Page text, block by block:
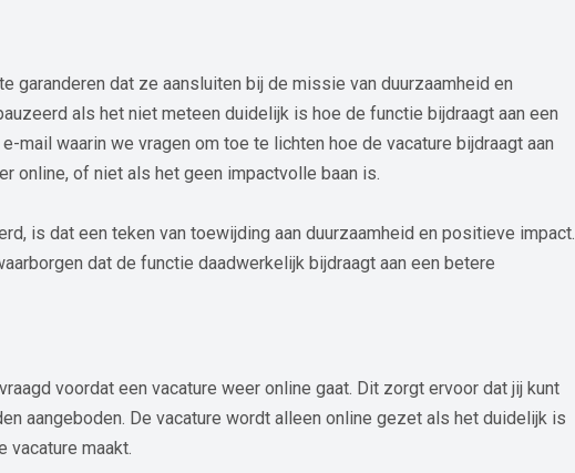
garanderen dat ze aansluiten bij de missie van duurzaamheid en
als het niet meteen duidelijk is hoe de functie bijdraagt aan een
mail waarin we vragen om toe te lichten hoe de vacature bijdraagt aan
online, of niet als het geen impactvolle baan is.
is dat een teken van toewijding aan duurzaamheid en positieve impact.
dat de functie daadwerkelijk bijdraagt aan een betere
voordat een vacature weer online gaat. Dit zorgt ervoor dat jij kunt
aangeboden. De vacature wordt alleen online gezet als het duidelijk is
vacature maakt.